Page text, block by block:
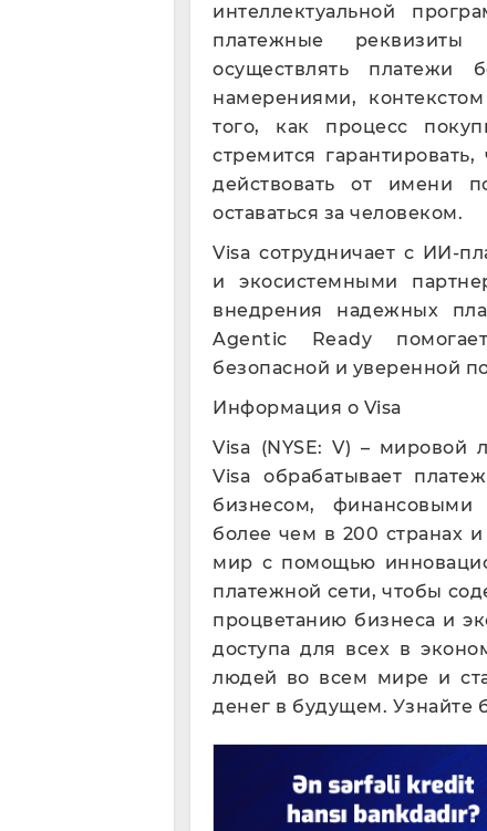
интеллектуальной
платежные
осуществлять платежи
намерениями,
того, как процесс
стремится
действовать от имени
оставаться за человеком.
Visa сотрудничает с ИИ-
и экосистемными
внедрения надежных
Agentic Ready
безопасной и уверенной
Информация о Visa
Visa (NYSE: V) – мировой
Visa обрабатывает
бизнесом, финансовыми
более чем в 200 странах
мир с помощью
платежной сети, чтобы
процветанию бизнеса и
доступа для всех в
людей во всем мире и
денег в будущем. Узнайте